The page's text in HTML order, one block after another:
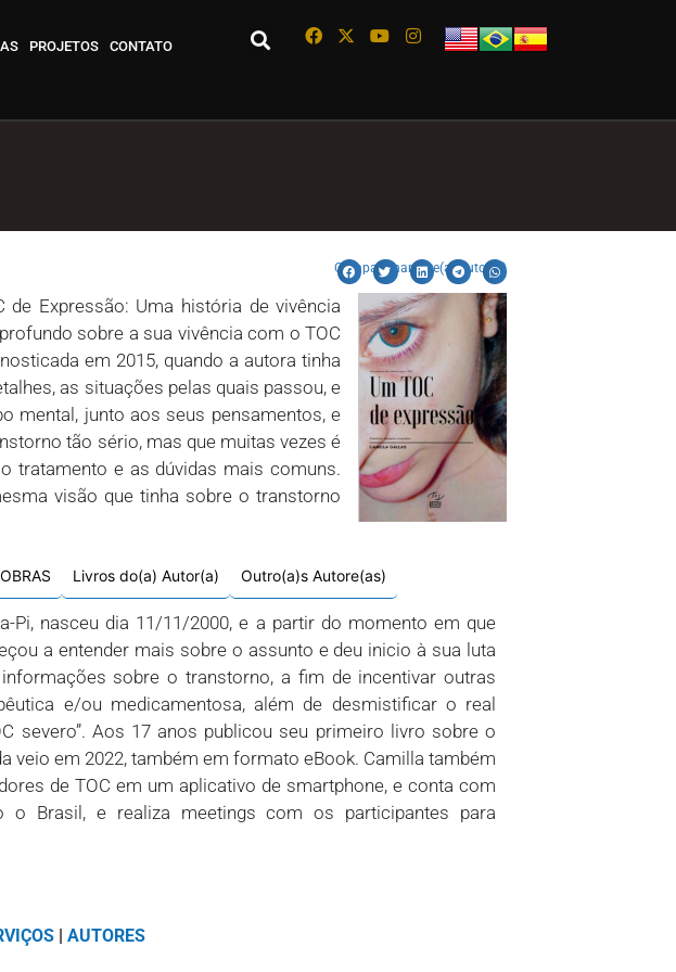
PROJETOS CONTATO
Compartilhar este(a) autor(a)
de Expressão: Uma história de vivência
sobre a sua vivência com o TOC
em 2015, quando a autora tinha
as situações pelas quais passou, e
mental, junto aos seus pensamentos, e
tão sério, mas que muitas vezes é
tratamento e as dúvidas mais comuns.
visão que tinha sobre o transtorno
Livros do(a) Autor(a) Outro(a)s Autore(as)
Pi, nasceu dia 11/11/2000, e a partir do momento em que
a entender mais sobre o assunto e deu inicio à sua luta
sobre o transtorno, a fim de incentivar outras
e/ou medicamentosa, além de desmistificar o real
severo”. Aos 17 anos publicou seu primeiro livro sobre o
veio em 2022, também em formato eBook. Camilla também
de TOC em um aplicativo de smartphone, e conta com
o Brasil, e realiza meetings com os participantes para
| AUTORES